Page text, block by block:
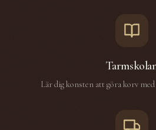
Lär dig konsten att göra korv